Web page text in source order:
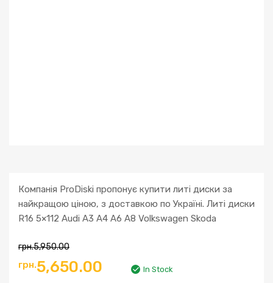
Компанія ProDiski пропонує купити литі диски за
найкращою ціною, з доставкою по Україні. Литі диски
R16 5×112 Audi A3 A4 A6 A8 Volkswagen Skoda
грн.5,950.00
Оригінальна
грн.5,650.00 Поточна
In Stock